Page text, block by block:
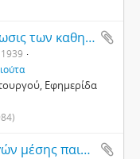
Έχει βάσεις η οργάνωσις των καθηγητών;
1939
Εφημερίδα
Η οργάνως λειτουργών μέσης παιδείας και οι καθηγηταί του παγκυπρίου, 8/1/1939